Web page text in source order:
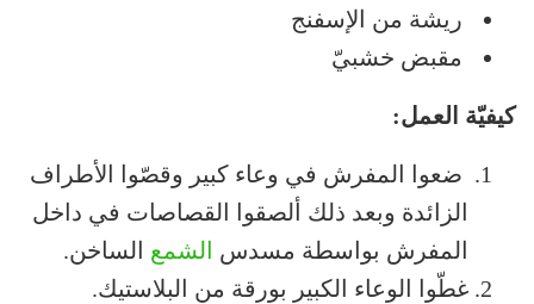
ريشة من الإسفنج
مقبض خشبيّ
كيفيّة العمل:
ضعوا المفرش في وعاء كبير وقصّوا الأطراف
الزائدة وبعد ذلك ألصقوا القصاصات في داخل
المفرش بواسطة مسدس الشمع الساخن.
غطّوا الوعاء الكبير بورقة من البلاستيك.